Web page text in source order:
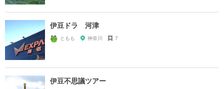
伊豆ドラ 河津
ともも 神奈川 7
伊豆不思議ツアー